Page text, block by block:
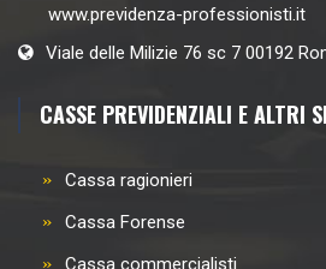
www.previdenza-professionisti.it
Viale delle Milizie 76 sc 7 00192
CASSE PREVIDENZIALI E ALTRI
Cassa ragionieri
Cassa Forense
Cassa commercialisti